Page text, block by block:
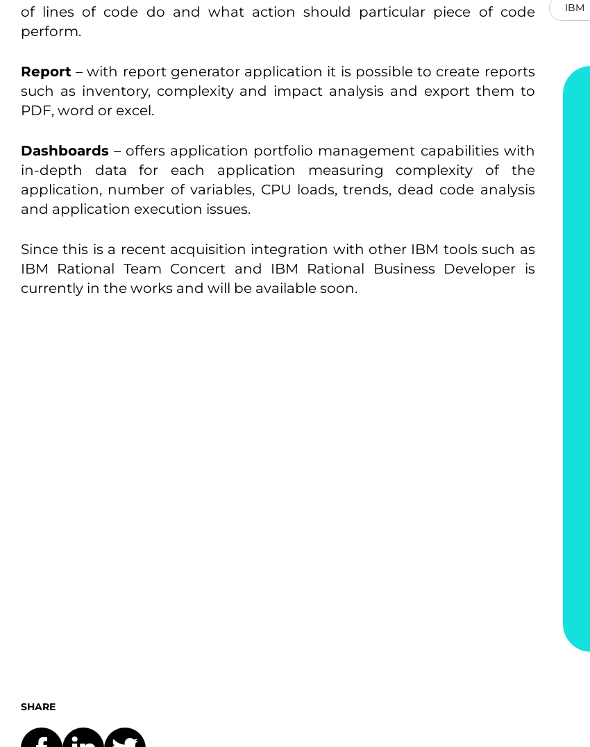
of lines of code do and what action should particular piece of code
perform.
Report – with report generator application it is possible to create reports
such as inventory, complexity and impact analysis and export them to
PDF, word or excel.
Dashboards – offers application portfolio management capabilities with
in-depth data for each application measuring complexity of the
application, number of variables, CPU loads, trends, dead code analysis
and application execution issues.
Since this is a recent acquisition integration with other IBM tools such as
IBM Rational Team Concert and IBM Rational Business Developer is
currently in the works and will be available soon.
IBM
SHARE